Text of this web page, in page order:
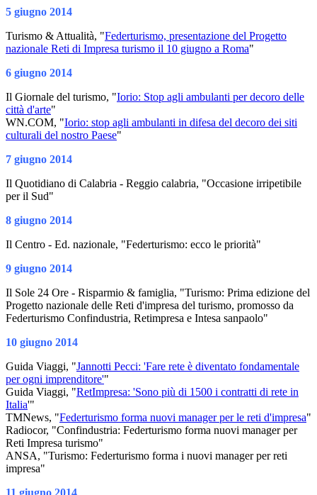
5 giugno 2014
Turismo & Attualità, "Federturismo, presentazione del Progetto
nazionale Reti di Impresa turismo il 10 giugno a Roma"
6 giugno 2014
Il Giornale del turismo, "Iorio: Stop agli ambulanti per decoro delle
città d'arte"
WN.COM, "Iorio: stop agli ambulanti in difesa del decoro dei siti
culturali del nostro Paese"
7 giugno 2014
Il Quotidiano di Calabria - Reggio calabria, "Occasione irripetibile
per il Sud"
8 giugno 2014
Il Centro - Ed. nazionale, "Federturismo: ecco le priorità"
9 giugno 2014
Il Sole 24 Ore - Risparmio & famiglia, "Turismo: Prima edizione del
Progetto nazionale delle Reti d'impresa del turismo, promosso da
Federturismo Confindustria, Retimpresa e Intesa sanpaolo"
10 giugno 2014
Guida Viaggi, "Jannotti Pecci: 'Fare rete è diventato fondamentale
per ogni imprenditore'"
Guida Viaggi, "RetImpresa: 'Sono più di 1500 i contratti di rete in
Italia'"
TMNews, "Federturismo forma nuovi manager per le reti d'impresa"
Radiocor, "Confindustria: Federturismo forma nuovi manager per
Reti Impresa turismo"
ANSA, "Turismo: Federturismo forma i nuovi manager per reti
impresa"
11 giugno 2014